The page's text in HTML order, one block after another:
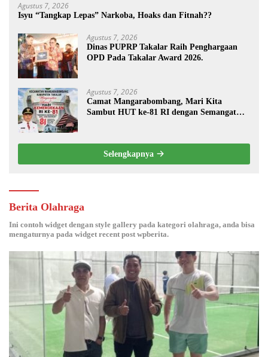
Agustus 7, 2026
Isyu “Tangkap Lepas” Narkoba, Hoaks dan Fitnah??
Agustus 7, 2026
Dinas PUPRP Takalar Raih Penghargaan
OPD Pada Takalar Award 2026.
Agustus 7, 2026
Camat Mangarabombang, Mari Kita
Sambut HUT ke-81 RI dengan Semangat
Selengkapnya
Berita Olahraga
Ini contoh widget dengan style gallery pada kategori olahraga, anda bisa
mengaturnya pada widget recent post wpberita.